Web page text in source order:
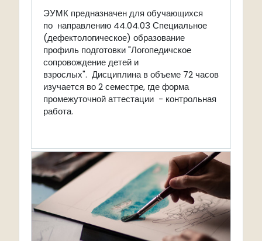
ЭУМК предназначен для обучающихся
по направлению 44.04.03 Специальное
(дефектологическое) образование
профиль подготовки "Логопедичское
сопровождение детей и
взрослых". Дисциплина в объеме 72 часов
изучается во 2 семестре, где форма
промежуточной аттестации - контрольная
работа.